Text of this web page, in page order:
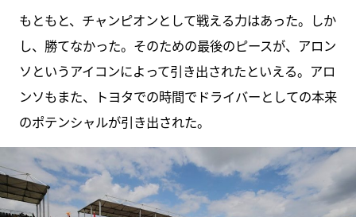
もともと、チャンピオンとして戦える力はあった。しか
し、勝てなかった。そのための最後のピースが、アロン
ソというアイコンによって引き出されたといえる。アロ
ンソもまた、トヨタでの時間でドライバーとしての本来
のポテンシャルが引き出された。